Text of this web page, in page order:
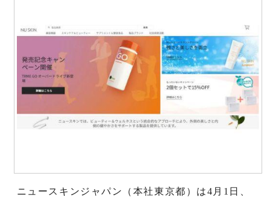
ニュースキンジャパン（本社東京都）は4月1日、